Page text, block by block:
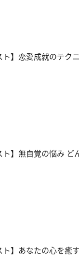
ト】恋愛成就のテク
ト】無自覚の悩み ど
ト】あなたの心を癒